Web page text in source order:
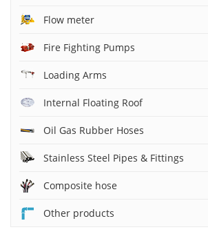
Flow meter
Fire Fighting Pumps
Loading Arms
Internal Floating Roof
Oil Gas Rubber Hoses
Stainless Steel Pipes & Fittings
Composite hose
Other products